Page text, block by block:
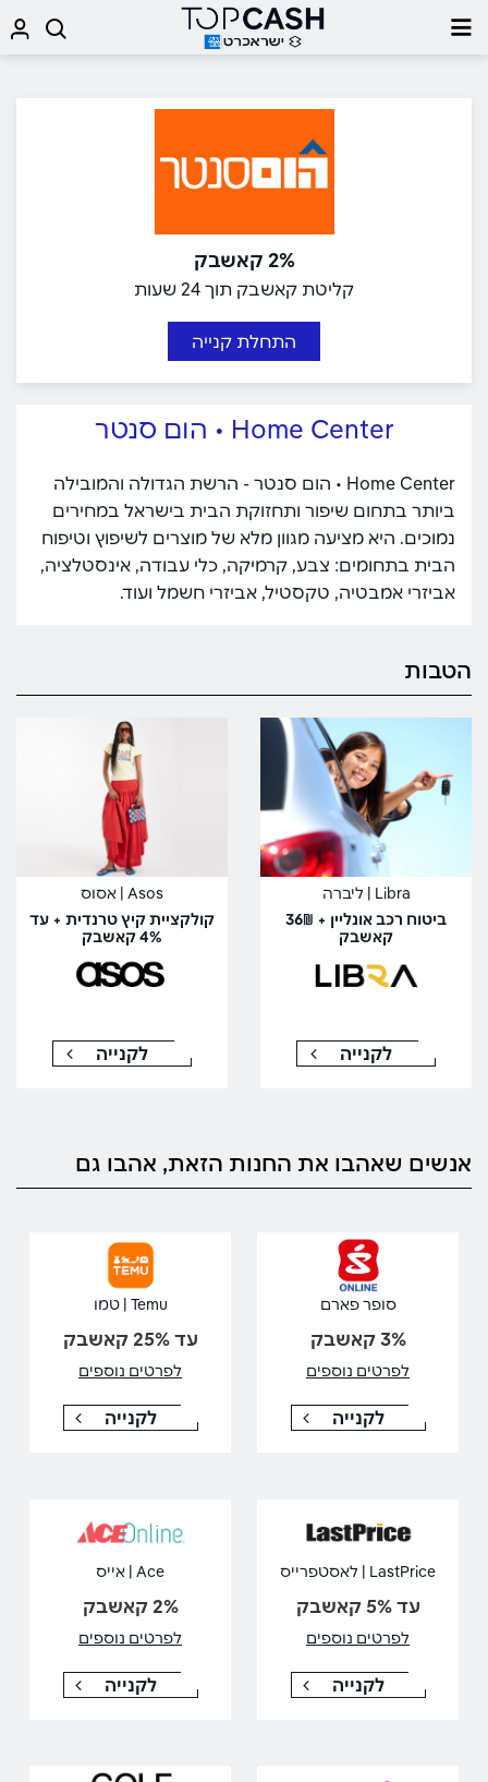
2% קאשבק
קליטת קאשבק תוך 24 שעות
התחלת קנייה
Home Center • הום סנטר
Home Center • הום סנטר - הרשת הגדולה והמובילה
ביותר בתחום שיפור ותחזוקת הבית בישראל במחירים
נמוכים. היא מציעה מגוון מלא של מוצרים לשיפוץ וטיפוח
הבית בתחומים: צבע, קרמיקה, כלי עבודה, אינסטלציה,
אביזרי אמבטיה, טקסטיל, אביזרי חשמל ועוד.
הטבות
Libra | ליברה
ביטוח רכב אונליין + 36₪
קאשבק
לקנייה
Asos | אסוס
קולקציית קיץ טרנדית + עד
4% קאשבק
לקנייה
אנשים שאהבו את החנות הזאת, אהבו גם
סופר פארם
3% קאשבק
לפרטים נוספים
לקנייה
Temu | טמו
עד 25% קאשבק
לפרטים נוספים
לקנייה
LastPrice | לאסטפרייס
עד 5% קאשבק
לפרטים נוספים
לקנייה
Ace | אייס
2% קאשבק
לפרטים נוספים
לקנייה